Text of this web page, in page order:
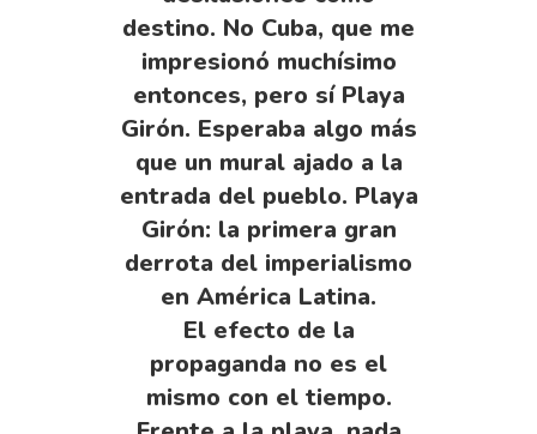
destino. No Cuba, que me
impresionó muchísimo
entonces, pero sí Playa
Girón. Esperaba algo más
que un mural ajado a la
entrada del pueblo. Playa
Girón: la primera gran
derrota del imperialismo
en América Latina.
El efecto de la
propaganda no es el
mismo con el tiempo.